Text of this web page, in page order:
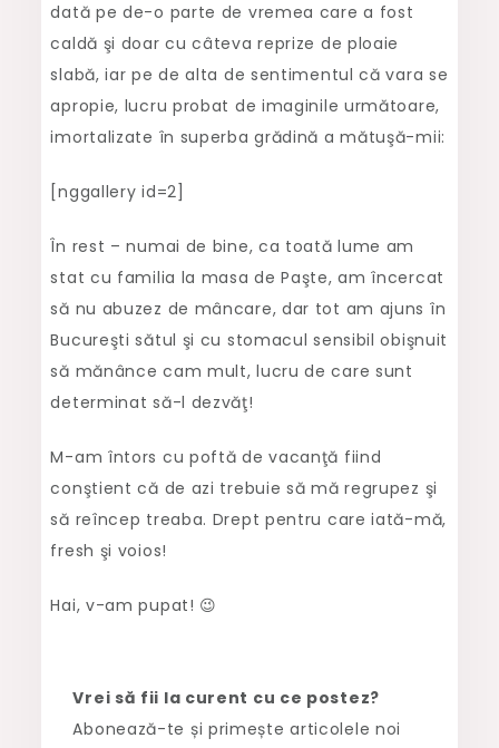
dată pe de-o parte de vremea care a fost
caldă şi doar cu câteva reprize de ploaie
slabă, iar pe de alta de sentimentul că vara se
apropie, lucru probat de imaginile următoare,
imortalizate în superba grădină a mătuşă-mii:
[nggallery id=2]
În rest – numai de bine, ca toată lume am
stat cu familia la masa de Paşte, am încercat
să nu abuzez de mâncare, dar tot am ajuns în
Bucureşti sătul şi cu stomacul sensibil obişnuit
să mănânce cam mult, lucru de care sunt
determinat să-l dezvăţ!
M-am întors cu poftă de vacanţă fiind
conştient că de azi trebuie să mă regrupez şi
să reîncep treaba. Drept pentru care iată-mă,
fresh şi voios!
Hai, v-am pupat! 😉
Vrei să fii la curent cu ce postez?
Abonează-te și primește articolele noi